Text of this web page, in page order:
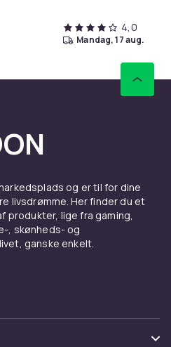
4,0
mandag, 17 aug.
og er til for dine
livsdrømme. Her finder du et
produkter, lige fra gaming,
, skønheds- og
ganske enkelt.